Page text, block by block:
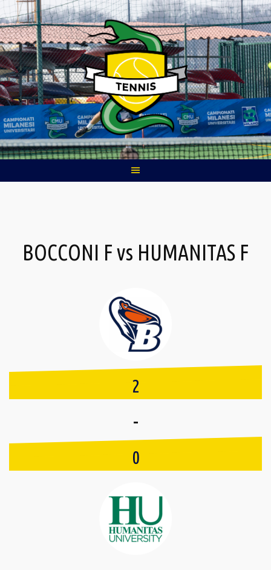
Skip
to
content
BOCCONI F vs HUMANITAS F
2
-
0